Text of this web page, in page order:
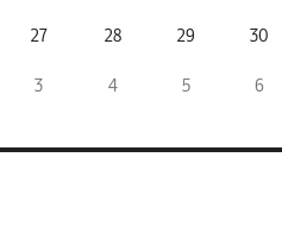
27 28 29 30
3 4 5 6